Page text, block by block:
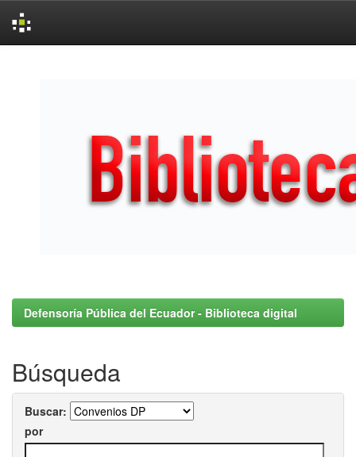
Defensoría Pública del Ecuador - Biblioteca digital
Búsqueda
Buscar:
por